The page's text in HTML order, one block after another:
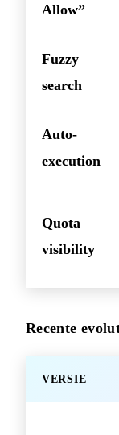
Allow”
Fuzzy
search
Auto-
execution
Quota
visibility
Recente
VERSIE